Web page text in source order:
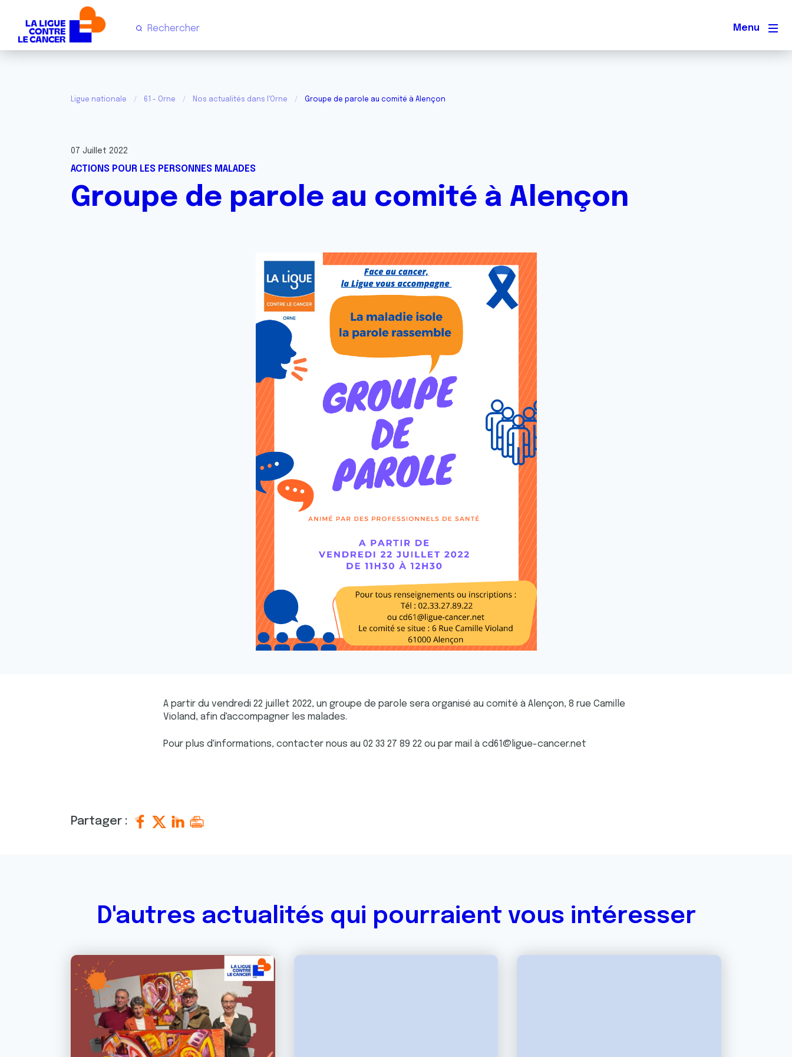
Menu
Ligue nationale 61 - Orne Nos actualités dans l'Orne Groupe de parole au comité à Alençon
07 Juillet 2022
ACTIONS POUR LES PERSONNES MALADES
Groupe de parole au comité à Alençon
A partir du vendredi 22 juillet 2022, un groupe de parole sera organisé au comité à Alençon, 8 rue Camille
Violand, afin d'accompagner les malades.
Pour plus d'informations, contacter nous au 02 33 27 89 22 ou par mail à cd61@ligue-cancer.net
Partager :
D'autres actualités qui pourraient vous intéresser